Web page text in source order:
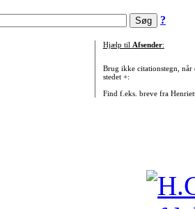
?
Hjælp til Afsender:
Brug ikke citationstegn, når
stedet +:
Find f.eks. breve fra